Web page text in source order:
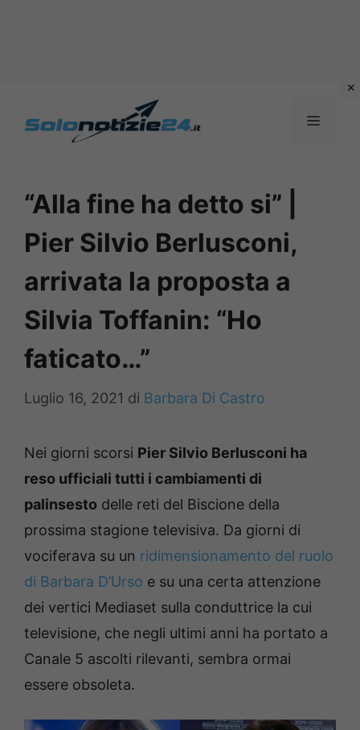
MENU
“Alla fine ha detto si” |
Pier Silvio Berlusconi,
arrivata la proposta a
Silvia Toffanin: “Ho
faticato…”
Luglio 16, 2021 di Barbara Di Castro
Nei giorni scorsi Pier Silvio Berlusconi ha
reso ufficiali tutti i cambiamenti di
palinsesto delle reti del Biscione della
prossima stagione televisiva. Da giorni di
vociferava su un ridimensionamento del ruolo
di Barbara D’Urso e su una certa attenzione
dei vertici Mediaset sulla conduttrice la cui
televisione, che negli ultimi anni ha portato a
Canale 5 ascolti rilevanti, sembra ormai
essere obsoleta.